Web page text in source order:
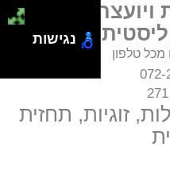
ויועצת טארוט
טלפון
072-
זוגיות, תחזית
נגישות